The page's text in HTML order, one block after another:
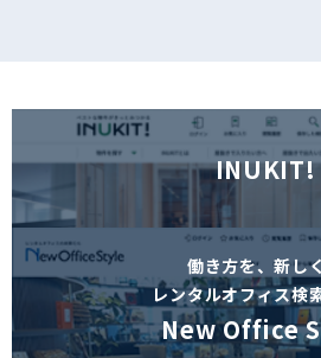
INUKIT!
働き方を、新し
レンタルオフィス検
New Office